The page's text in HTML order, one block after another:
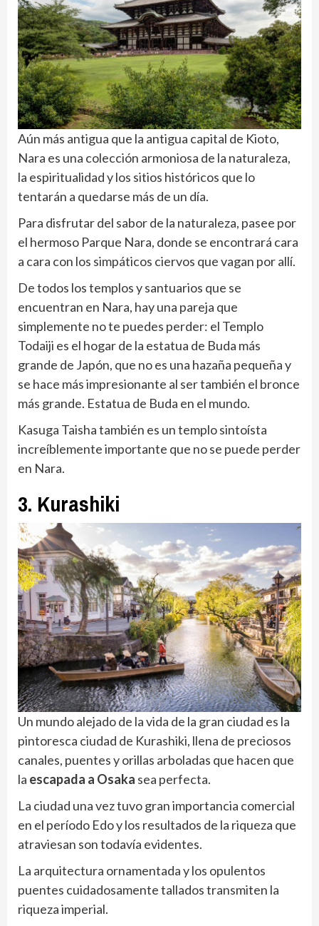
Aún más antigua que la antigua capital de Kioto,
Nara es una colección armoniosa de la naturaleza,
la espiritualidad y los sitios históricos que lo
tentarán a quedarse más de un día.
Para disfrutar del sabor de la naturaleza, pasee por
el hermoso Parque Nara, donde se encontrará cara
a cara con los simpáticos ciervos que vagan por allí.
De todos los templos y santuarios que se
encuentran en Nara, hay una pareja que
simplemente no te puedes perder: el Templo
Todaiji es el hogar de la estatua de Buda más
grande de Japón, que no es una hazaña pequeña y
se hace más impresionante al ser también el bronce
más grande. Estatua de Buda en el mundo.
Kasuga Taisha también es un templo sintoísta
increíblemente importante que no se puede perder
en Nara.
3. Kurashiki
Un mundo alejado de la vida de la gran ciudad es la
pintoresca ciudad de Kurashiki, llena de preciosos
canales, puentes y orillas arboladas que hacen que
la escapada a Osaka sea perfecta.
La ciudad una vez tuvo gran importancia comercial
en el período Edo y los resultados de la riqueza que
atraviesan son todavía evidentes.
La arquitectura ornamentada y los opulentos
puentes cuidadosamente tallados transmiten la
riqueza imperial.